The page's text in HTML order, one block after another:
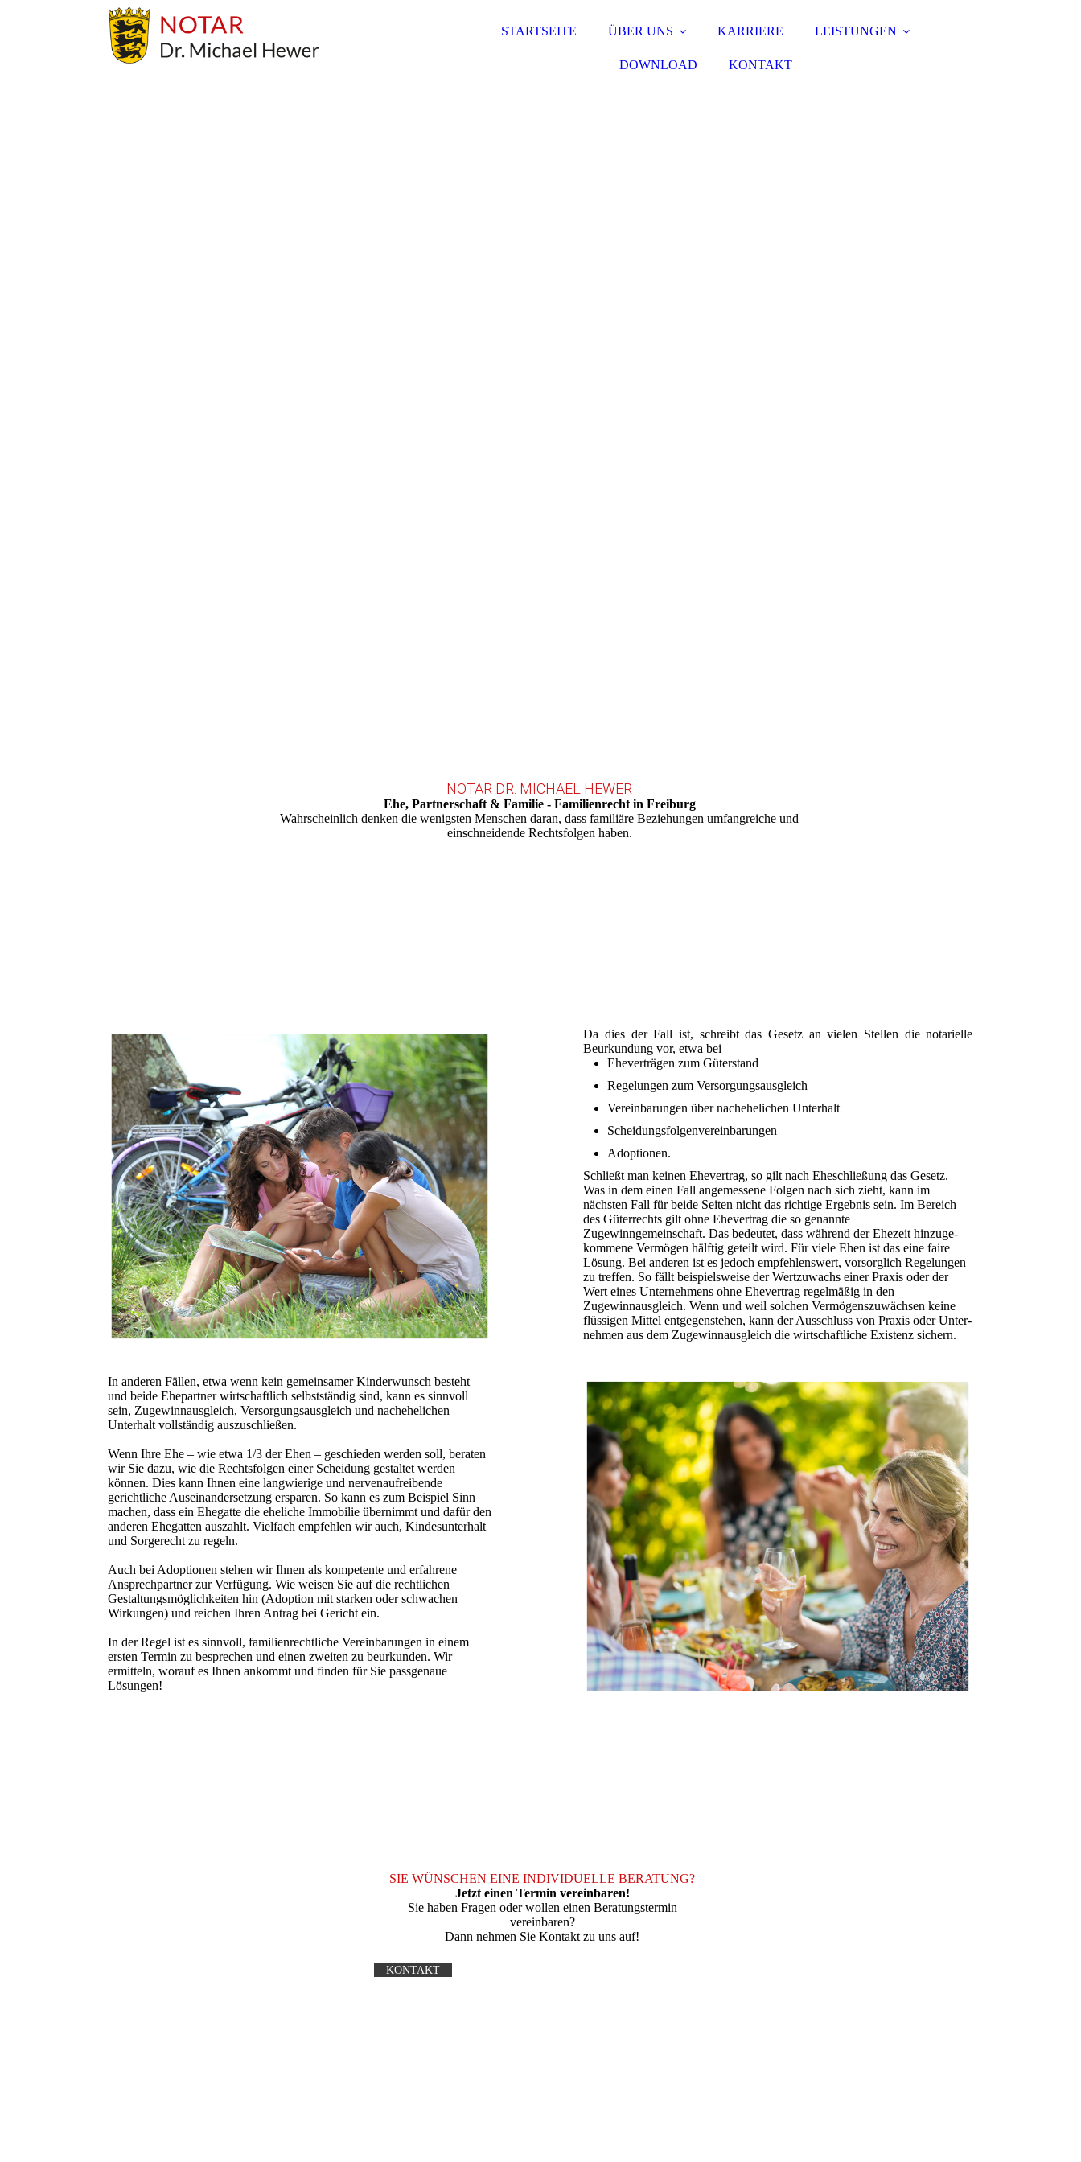
STARTSEITE ÜBER UNS KARRIERE LEISTUNGEN
DOWNLOAD KONTAKT
NOTAR DR. MICHAEL HEWER
Ehe, Partnerschaft & Familie - Familienrecht in Freiburg
Wahrscheinlich denken die wenigsten Menschen daran, dass familiäre Beziehungen umfangreiche und
einschneidende Rechtsfolgen haben.
Da dies der Fall ist, schreibt das Gesetz an vielen Stellen die notarielle
Beurkundung vor, etwa bei
Eheverträgen zum Güterstand
Regelungen zum Versorgungsausgleich
Vereinbarungen über nachehelichen Unterhalt
Scheidungsfolgenvereinbarungen
Adoptionen.
Schließt man keinen Ehevertrag, so gilt nach Eheschließung das Gesetz.
Was in dem einen Fall angemessene Folgen nach sich zieht, kann im
nächsten Fall für beide Seiten nicht das richtige Ergebnis sein. Im Bereich
des Güterrechts gilt ohne Ehe­vertrag die so genannte
Zugewinngemeinschaft. Das bedeutet, dass während der Ehezeit hinzu­ge­
kom­mene Vermögen hälftig geteilt wird. Für viele Ehen ist das eine faire
Lösung. Bei anderen ist es jedoch empfehlenswert, vorsorglich Regelungen
zu treffen. So fällt beispielsweise der Wertzuwachs einer Praxis oder der
Wert eines Unternehmens ohne Ehevertrag regelmäßig in den
Zugewinnausgleich. Wenn und weil solchen Vermögenszuwächsen keine
flüssigen Mittel entgegenstehen, kann der Ausschluss von Praxis oder Unter­
nehmen aus dem Zugewinnausgleich die wirt­schaft­liche Existenz sichern.
In anderen Fällen, etwa wenn kein gemeinsamer Kinder­wunsch besteht
und beide Ehepartner wirtschaftlich selbstständig sind, kann es sinnvoll
sein, Zugewinnausgleich, Versorgungsausgleich und nachehelichen
Unterhalt vollständig auszuschließen.
Wenn Ihre Ehe – wie etwa 1/3 der Ehen – geschieden werden soll, beraten
wir Sie dazu, wie die Rechtsfolgen einer Scheidung gestaltet werden
können. Dies kann Ihnen eine langwierige und nervenaufreibende
gerichtliche Auseinandersetzung ersparen. So kann es zum Beispiel Sinn
machen, dass ein Ehegatte die eheliche Immobilie über­nimmt und dafür den
anderen Ehegatten auszahlt. Vielfach empfehlen wir auch, Kindesunterhalt
und Sorgerecht zu regeln.
Auch bei Adoptionen stehen wir Ihnen als kompetente und erfahrene
Ansprech­partner zur Verfügung. Wie weisen Sie auf die rechtlichen
Gestaltungs­möglich­keiten hin (Adoption mit starken oder schwachen
Wirkungen) und reichen Ihren Antrag bei Gericht ein.
In der Regel ist es sinnvoll, familienrechtliche Vereinbarungen in einem
ersten Termin zu besprechen und einen zweiten zu beurkunden. Wir
ermitteln, worauf es Ihnen ankommt und finden für Sie passgenaue
Lösungen!
SIE WÜNSCHEN EINE INDIVIDUELLE BERATUNG?
Jetzt einen Termin vereinbaren!
Sie haben Fragen oder wollen einen Beratungstermin
vereinbaren?
Dann nehmen Sie Kontakt zu uns auf!
KONTAKT